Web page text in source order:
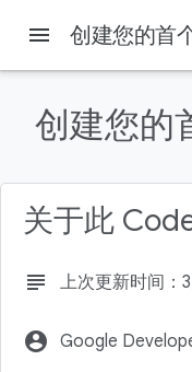
1. 前言
前提条件
学习内容
您将构建的内容
menu 创建您的首
创建您的
关于此
subject 上次更新时间：
account_circle Google